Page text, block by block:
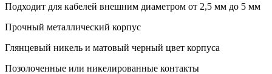
Подходит для кабелей внешним диаметром от 2,5 мм до 5 мм
Прочный металлический корпус
Глянцевый никель и матовый черный цвет корпуса
Позолоченные или никелированные контакты